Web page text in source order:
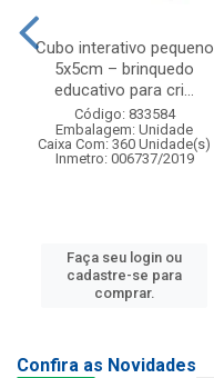
Cubo interativo pequeno
5x5cm – brinquedo
educativo para cri...
Código: 833584
Embalagem: Unidade
Caixa Com: 360 Unidade(s)
Inmetro: 006737/2019
Faça seu login ou
cadastre-se para
comprar.
Confira as Novidades